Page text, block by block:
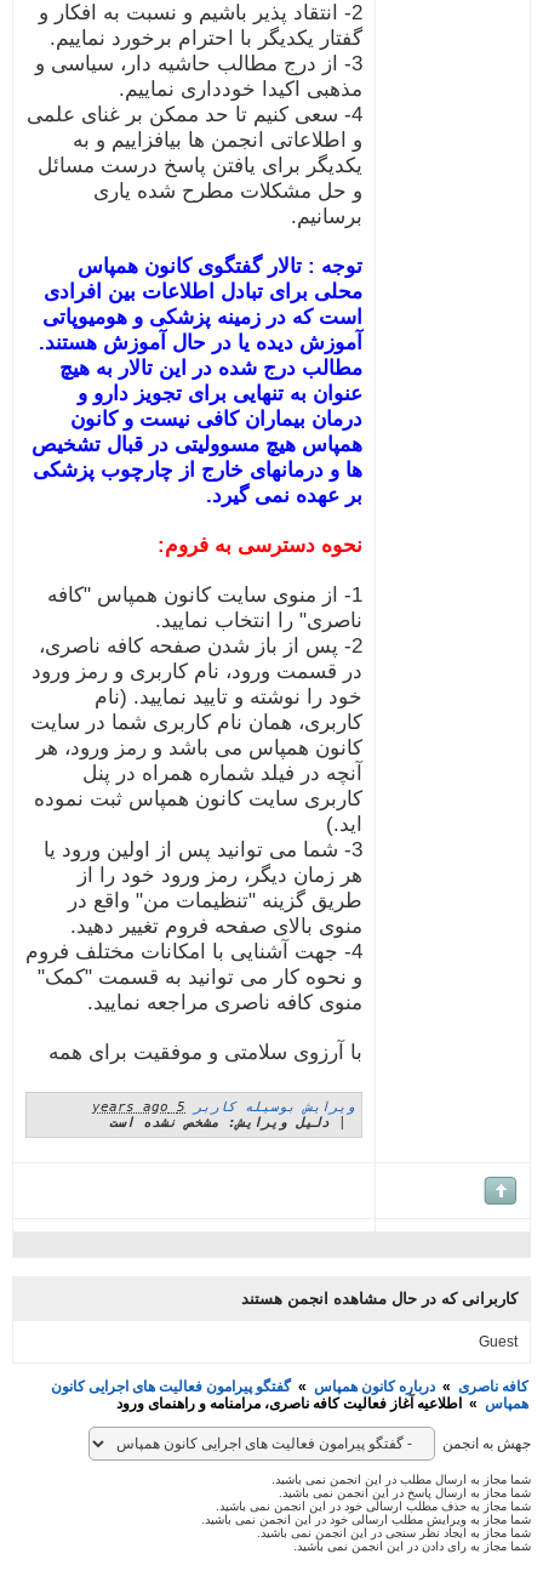
2- انتقاد پذیر باشیم و نسبت به افکار و
گفتار یکدیگر با احترام برخورد نماییم.
3- از درج مطالب حاشیه دار، سیاسی و
مذهبی اکیدا خودداری نماییم.
4- سعی کنیم تا حد ممکن بر غنای علمی
و اطلاعاتی انجمن ها بیافزاییم و به
یکدیگر برای یافتن پاسخ درست مسائل
و حل مشکلات مطرح شده یاری
برسانیم.
توجه : تالار گفتگوی کانون همپاس
محلی برای تبادل اطلاعات بین افرادی
است که در زمینه پزشکی و هومیوپاتی
آموزش دیده یا در حال آموزش هستند.
مطالب درج شده در این تالار به هیچ
عنوان به تنهایی برای تجویز دارو و
درمان بیماران کافی نیست و کانون
همپاس هیچ مسوولیتی در قبال تشخیص
ها و درمانهای خارج از چارچوب پزشکی
بر عهده نمی گیرد.
نحوه دسترسی به فروم:
1- از منوی سایت کانون همپاس "کافه
ناصری" را انتخاب نمایید.
2- پس از باز شدن صفحه کافه ناصری،
در قسمت ورود، نام کاربری و رمز ورود
خود را نوشته و تایید نمایید. (نام
کاربری، همان نام کاربری شما در سایت
کانون همپاس می باشد و رمز ورود، هر
آنچه در فیلد شماره همراه در پنل
کاربری سایت کانون همپاس ثبت نموده
3- شما می توانید پس از اولین ورود یا
هر زمان دیگر، رمز ورود خود را از
طریق گزینه "تنظیمات من" واقع در
منوی بالای صفحه فروم تغییر دهید.
4- جهت آشنایی با امکانات مختلف فروم
و نحوه کار می توانید به قسمت "کمک"
منوی کافه ناصری مراجعه نمایید.
با آرزوی سلامتی و موفقیت برای همه
ویرایش بوسیله کاربر
5 years ago
دلیل ویرایش: مشخص نشده است
که در حال مشاهده انجمن هستند
ناصری » درباره کانون همپاس » گفتگو پیرامون فعالیت های اجرایی کانون
» اطلاعیه آغاز فعالیت کافه ناصری، مرامنامه و راهنمای ورود
به انجمن
به ارسال مطلب در این انجمن نمی باشید.
به ارسال پاسخ در این انجمن نمی باشید.
به حذف مطلب ارسالی خود در این انجمن نمی باشید.
به ویرایش مطلب ارسالی خود در این انجمن نمی باشید.
به ایجاد نظر سنجی در این انجمن نمی باشید.
به رای دادن در این انجمن نمی باشید.